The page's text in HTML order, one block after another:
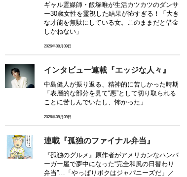
ギャル霊媒師・飯塚唯が生活カツカツのダンサ
ー30歳女性を霊視した結果が怖すぎる！「大き
な才能を無駄にしている女。このままだと借金
しかねない」
2026年08月09日
インタビュー連載『エッジな人々』
中島健人が振り返る、精神的に苦しかった時期
「表層的な部分を見て“悪”として切り取られる
ことに苦しんでいたし、怖かった」
2026年08月09日
連載『孤独のファイナル弁当』
『孤独のグルメ』原作者がアメリカンなハンバ
ーガー屋で夢中になった“完全和風の日替わり
弁当”…「やっぱりボクはジャパニーズだ」／